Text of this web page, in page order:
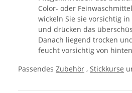
Color- oder
wickeln Sie sie vorsichtig
und drücken das
Danach liegend trocken
feucht vorsichtig von
Passendes Zubehör , Stickkurse